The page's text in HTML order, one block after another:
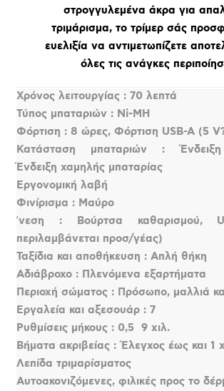
στρογγυλεμένα άκρα για
τριμάρισμα, το τρίμερ σάς
ευελιξία να αντιμετωπίζετε
όλες τις ανάγκες
Χρόνος λειτουργίας : 70 λεπτά
Τύπος μπαταριών : Ni-MH
Φόρτιση : 8 ώρες, Φόρτιση USB-A (5
Κατάσταση μπαταριών : Ένδειξη
Ένδειξη χαμηλής μπαταρίας
Εργονομική λαβή
Φινίρισμα : Μαύρο
ʼνεση : Βούρτσα καθαρισμού,
περιλαμβάνεται προσ/γέας)
Ταξίδια και αποθήκευση : Απλή θήκη
Αδιάβροχο : Πλενόμενα εξαρτήματα
Περιοχή σώματος : Πρόσωπο, μαλλιά
Εργαλεία και αξεσουάρ : 7
Ρυθμίσεις μήκους : 0,5  9 χιλ.
Βήματα ακριβείας : Έλεγχος έως και 1
Λεπίδα τριμαρίσματος
Αυτοακονιζόμενες, φιλικές προς το